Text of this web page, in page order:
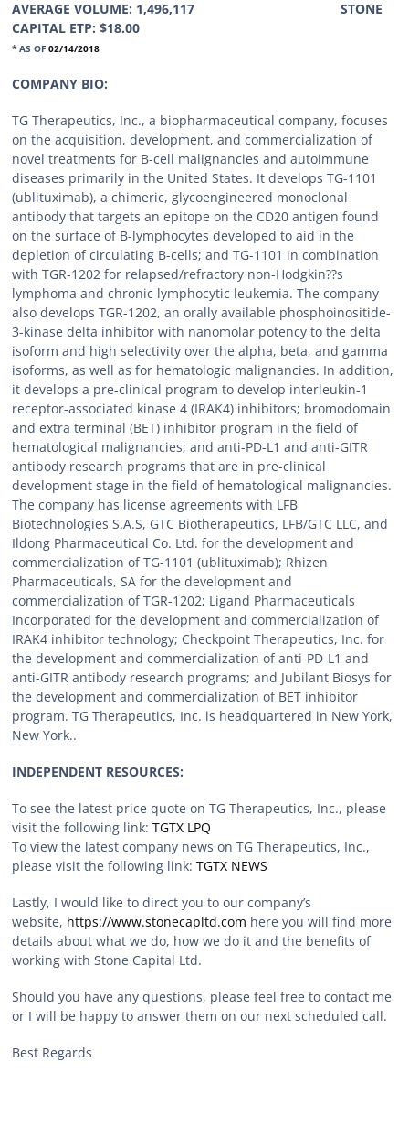
AVERAGE VOLUME: 1,496,117 STONE
CAPITAL ETP: $18.00
* AS OF 02/14/2018
COMPANY BIO:
TG Therapeutics, Inc., a biopharmaceutical company, focuses
on the acquisition, development, and commercialization of
novel treatments for B-cell malignancies and autoimmune
diseases primarily in the United States. It develops TG-1101
(ublituximab), a chimeric, glycoengineered monoclonal
antibody that targets an epitope on the CD20 antigen found
on the surface of B-lymphocytes developed to aid in the
depletion of circulating B-cells; and TG-1101 in combination
with TGR-1202 for relapsed/refractory non-Hodgkin??s
lymphoma and chronic lymphocytic leukemia. The company
also develops TGR-1202, an orally available phosphoinositide-
3-kinase delta inhibitor with nanomolar potency to the delta
isoform and high selectivity over the alpha, beta, and gamma
isoforms, as well as for hematologic malignancies. In addition,
it develops a pre-clinical program to develop interleukin-1
receptor-associated kinase 4 (IRAK4) inhibitors; bromodomain
and extra terminal (BET) inhibitor program in the field of
hematological malignancies; and anti-PD-L1 and anti-GITR
antibody research programs that are in pre-clinical
development stage in the field of hematological malignancies.
The company has license agreements with LFB
Biotechnologies S.A.S, GTC Biotherapeutics, LFB/GTC LLC, and
Ildong Pharmaceutical Co. Ltd. for the development and
commercialization of TG-1101 (ublituximab); Rhizen
Pharmaceuticals, SA for the development and
commercialization of TGR-1202; Ligand Pharmaceuticals
Incorporated for the development and commercialization of
IRAK4 inhibitor technology; Checkpoint Therapeutics, Inc. for
the development and commercialization of anti-PD-L1 and
anti-GITR antibody research programs; and Jubilant Biosys for
the development and commercialization of BET inhibitor
program. TG Therapeutics, Inc. is headquartered in New York,
New York..
INDEPENDENT RESOURCES:
To see the latest price quote on TG Therapeutics, Inc., please
visit the following link: TGTX LPQ
To view the latest company news on TG Therapeutics, Inc.,
please visit the following link: TGTX NEWS
Lastly, I would like to direct you to our company’s
website, https://www.stonecapltd.com here you will find more
details about what we do, how we do it and the benefits of
working with Stone Capital Ltd.
Should you have any questions, please feel free to contact me
or I will be happy to answer them on our next scheduled call.
Best Regards